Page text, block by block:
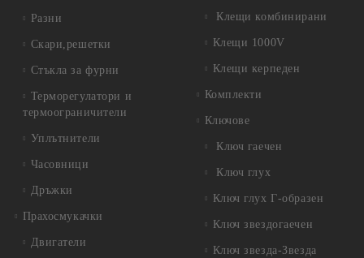
Разни
Скари,решетки
Стъкла за фурни
Терморегулатори и
термоограничители
Уплътнители
Часовници
Дръжки
Прахосмукачки
Двигатели
Клещи комбинирани
Клещи 1000V
Клещи керпеден
Комплекти
Ключове
Ключ гаечен
Ключ глух
Ключ глух Г-образен
Ключ звездогаечен
Ключ звезда-Звезда